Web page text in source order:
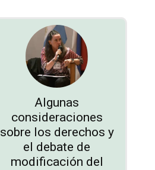
Algunas
consideraciones
sobre los derechos y
el debate de
modificación del